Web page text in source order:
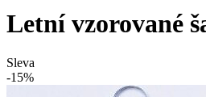
Letní vzorované
Sleva
-15%